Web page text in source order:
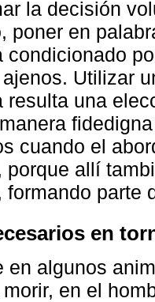
la decisión
poner en
condicionado
Utilizar
resulta una
cuando el
porque allí
formando parte
en
en algunos
en el